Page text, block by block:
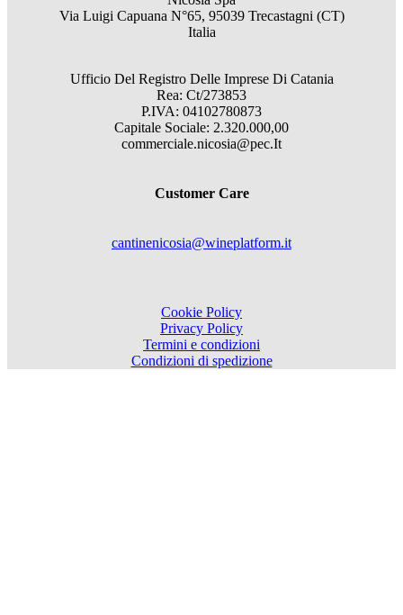
Via Luigi Capuana N°65, 95039 Trecastagni (CT)
Italia
Ufficio Del Registro Delle Imprese Di Catania
Rea: Ct/273853
P.IVA: 04102780873
Capitale Sociale: 2.320.000,00
commerciale.nicosia@pec.It
Customer Care
cantinenicosia@wineplatform.it
Cookie Policy
Privacy Policy
Termini e condizioni
Condizioni di spedizione